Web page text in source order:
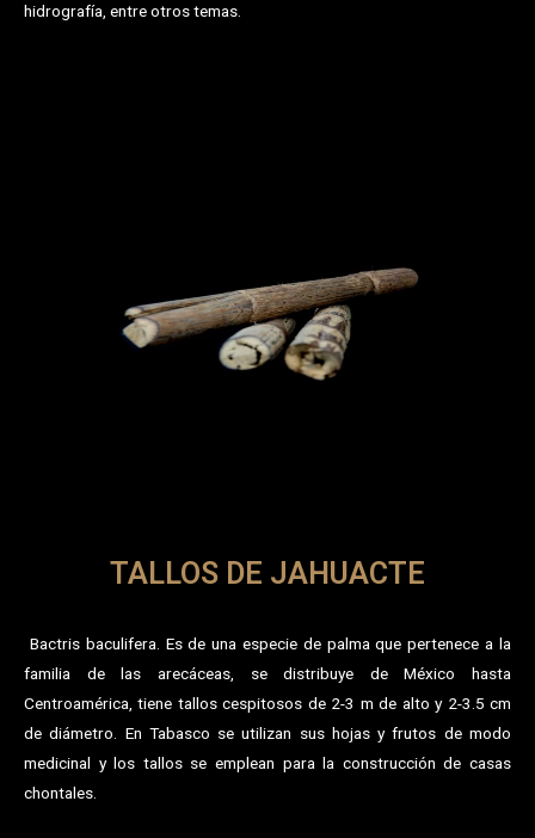
hidrografía, entre otros temas.
TALLOS DE JAHUACTE
Bactris baculifera. Es de una especie de palma que pertenece a la
familia de las arecáceas, se distribuye de México hasta
Centroamérica, tiene tallos cespitosos de 2-3 m de alto y 2-3.5 cm
de diámetro. En Tabasco se utilizan sus hojas y frutos de modo
medicinal y los tallos se emplean para la construcción de casas
chontales.